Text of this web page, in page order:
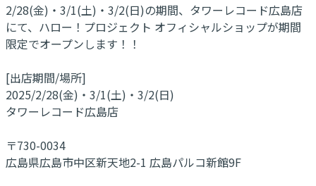
2/28(金)・3/1(土)・3/2(日)の期間、タワーレコード広島店
にて、ハロー！プロジェクト オフィシャルショップが期間
限定でオープンします！！
[出店期間/場所]
2025/2/28(金)・3/1(土)・3/2(日)
タワーレコード広島店
〒730-0034
広島県広島市中区新天地2-1 広島パルコ新館9F